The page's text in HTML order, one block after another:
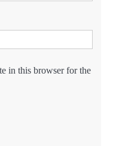
in this browser for the